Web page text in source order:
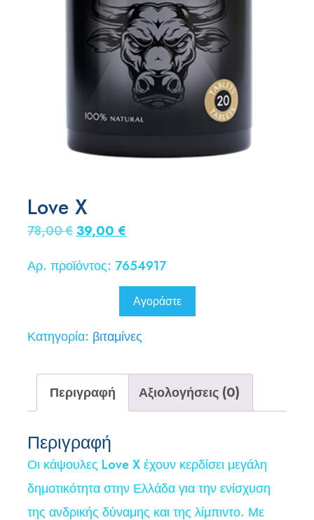
Love X
78,00€ Original
39,00 €
είναι:
Αρ. προϊόντος: 7654917
Αγοράστε
Κατηγορία: βιταμίνες
Περιγραφή Αξιολογήσεις (0)
Περιγραφή
Οι κάψουλες Love X έχουν κερδίσει μεγάλη
δημοτικότητα στην Ελλάδα για την ενίσχυση
της ανδρικής δύναμης και της λίμπιντο. Με